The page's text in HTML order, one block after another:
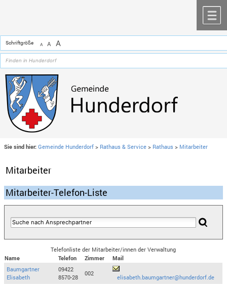
Schriftgröße A A A
Sie sind hier: Gemeinde Hunderdorf > Rathaus & Service > Rathaus > Mitarbeiter
Mitarbeiter
Mitarbeiter-Telefon-Liste
Telefonliste der Mitarbeiter/innen der Verwaltung
Name
Telefon Zimmer
Mail
Baumgartner
Elisabeth
09422
8570-28
002
elisabeth.baumgartner@hunderdorf.de